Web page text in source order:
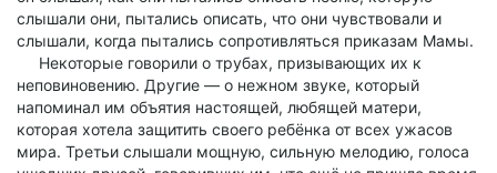
слышали они, пытались описать, что они чувствовали и
слышали, когда пытались сопротивляться приказам Мамы.
Некоторые говорили о трубах, призывающих их к
неповиновению. Другие — о нежном звуке, который
напоминал им объятия настоящей, любящей матери,
которая хотела защитить своего ребёнка от всех ужасов
мира. Третьи слышали мощную, сильную мелодию, голоса